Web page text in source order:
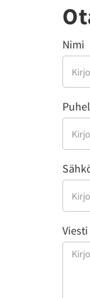
Nimi
Viesti